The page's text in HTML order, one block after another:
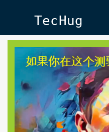
TecHug